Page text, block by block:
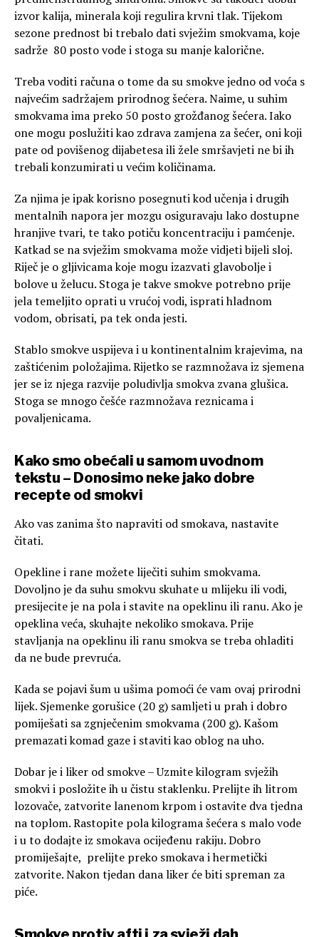
izvor kalija, minerala koji regulira krvni tlak. Tijekom
sezone prednost bi trebalo dati svježim smokvama, koje
sadrže 80 posto vode i stoga su manje kalorične.
Treba voditi računa o tome da su smokve jedno od voća s
najvećim sadržajem prirodnog šećera. Naime, u suhim
smokvama ima preko 50 posto grožđanog šećera. Iako
one mogu poslužiti kao zdrava zamjena za šećer, oni koji
pate od povišenog dijabetesa ili žele smršavjeti ne bi ih
trebali konzumirati u većim količinama.
Za njima je ipak korisno posegnuti kod učenja i drugih
mentalnih napora jer mozgu osiguravaju lako dostupne
hranjive tvari, te tako potiču koncentraciju i pamćenje.
Katkad se na svježim smokvama može vidjeti bijeli sloj.
Riječ je o gljivicama koje mogu izazvati glavobolje i
bolove u želucu. Stoga je takve smokve potrebno prije
jela temeljito oprati u vrućoj vodi, isprati hladnom
vodom, obrisati, pa tek onda jesti.
Stablo smokve uspijeva i u kontinentalnim krajevima, na
zaštićenim položajima. Rijetko se razmnožava iz sjemena
jer se iz njega razvije poludivlja smokva zvana glušica.
Stoga se mnogo češće razmnožava reznicama i
povaljenicama.
Kako smo obećali u samom uvodnom
tekstu – Donosimo neke jako dobre
recepte od smokvi
Ako vas zanima što napraviti od smokava, nastavite
čitati.
Opekline i rane možete liječiti suhim smokvama.
Dovoljno je da suhu smokvu skuhate u mlijeku ili vodi,
presijecite je na pola i stavite na opeklinu ili ranu. Ako je
opeklina veća, skuhajte nekoliko smokava. Prije
stavljanja na opeklinu ili ranu smokva se treba ohladiti
da ne bude prevruća.
Kada se pojavi šum u ušima pomoći će vam ovaj prirodni
lijek. Sjemenke gorušice (20 g) samljeti u prah i dobro
pomiješati sa zgnječenim smokvama (200 g). Kašom
premazati komad gaze i staviti kao oblog na uho.
Dobar je i liker od smokve – Uzmite kilogram svježih
smokvi i posložite ih u čistu staklenku. Prelijte ih litrom
lozovače, zatvorite lanenom krpom i ostavite dva tjedna
na toplom. Rastopite pola kilograma šećera s malo vode
i u to dodajte iz smokava ocijeđenu rakiju. Dobro
promiješajte, prelijte preko smokava i hermetički
zatvorite. Nakon tjedan dana liker će biti spreman za
piće.